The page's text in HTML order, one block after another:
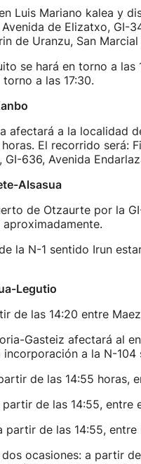
Luis Mariano kalea y
de Elizatxo, GI-
de Uranzu, San
se hará en torno a
a las 17:30.
afectará a la localidad
El recorrido será:
GI-636, Avenida
Alsasua
de Otzaurte por la
la N-1 sentido Irun
Legutio
de las 14:20 entre
Gasteiz afectará al
a la N-104
de las 14:55 horas,
partir de las 14:55,
partir de las 14:55,
ocasiones: a partir